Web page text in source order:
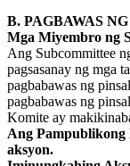
B. PAGBAWAS
Mga Miyembro ng
Ang Subcommittee
pagsasanay ng mga
pagbabawas ng
pagbabawas ng
Komite ay
Ang Pampublikong
aksyon.